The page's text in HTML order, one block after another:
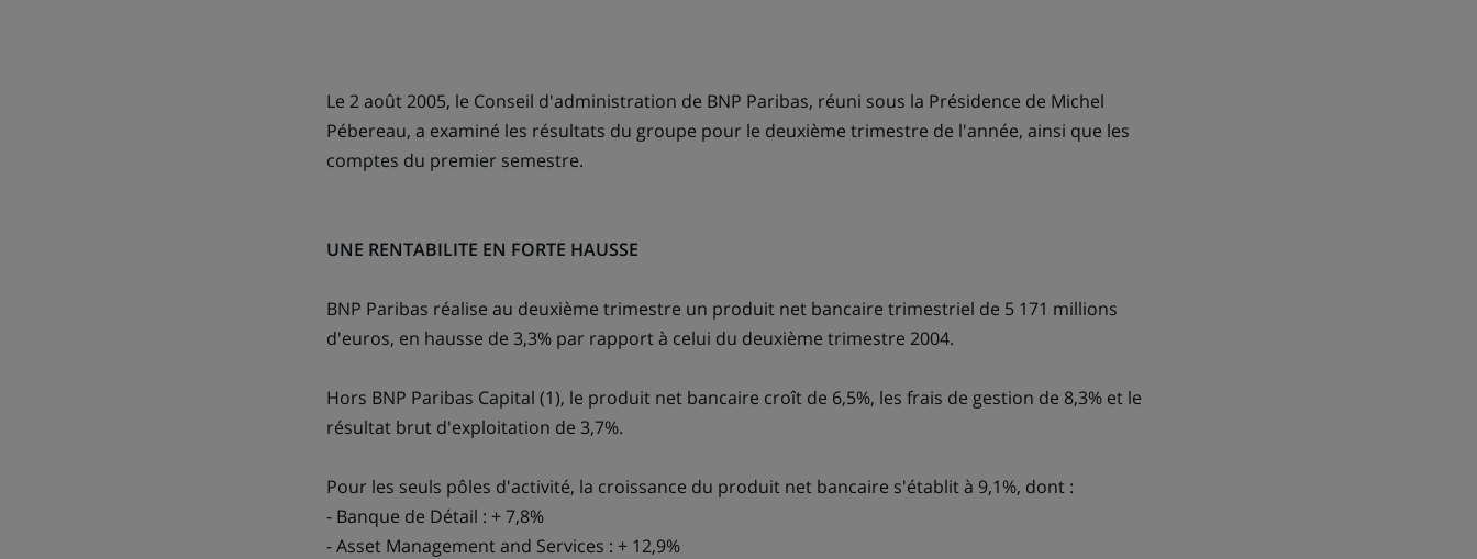
un
nouvel
onglet)
Le 2 août 2005, le Conseil d'administration de BNP Paribas, réuni sous la Présidence de Michel
Pébereau, a examiné les résultats du groupe pour le deuxième trimestre de l'année, ainsi que les
comptes du premier semestre.
UNE RENTABILITE EN FORTE HAUSSE
BNP Paribas réalise au deuxième trimestre un produit net bancaire trimestriel de 5 171 millions
d'euros, en hausse de 3,3% par rapport à celui du deuxième trimestre 2004.
Hors BNP Paribas Capital (1), le produit net bancaire croît de 6,5%, les frais de gestion de 8,3% et le
résultat brut d'exploitation de 3,7%.
Pour les seuls pôles d'activité, la croissance du produit net bancaire s'établit à 9,1%, dont :
- Banque de Détail : + 7,8%
- Asset Management and Services : + 12,9%